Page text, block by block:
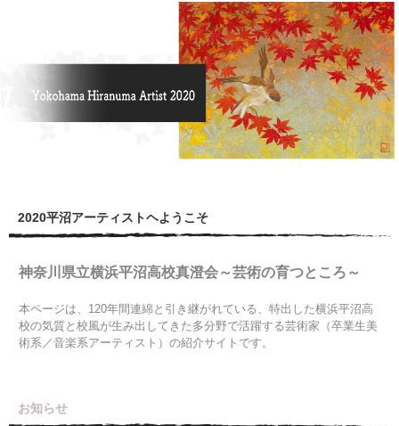
2020平沼アーティストヘようこそ
神奈川県立横浜平沼高校真澄会～芸術の育つところ～
本ページは、120年間連綿と引き継がれている、特出した横浜平沼高
校の気質と校風が生み出してきた多分野で活躍する芸術家（卒業生美
術系／音楽系アーティスト）の紹介サイトです。
お知らせ